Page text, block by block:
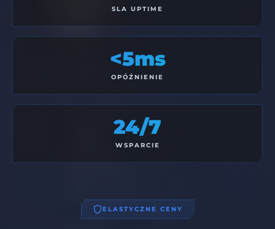
SLA UPTIME
<5ms
OPÓŹNIENIE
24/7
WSPARCIE
ELASTYCZNE CENY